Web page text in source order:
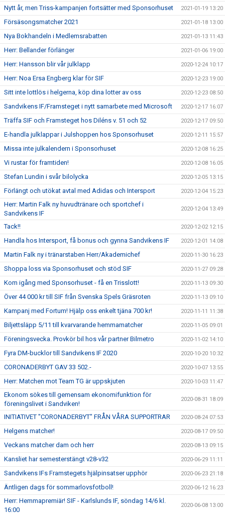
Nytt år, men Triss-kampanjen fortsätter med Sponsorhuset 2021-01-19 13:20
Försäsongsmatcher 2021 2021-01-18 13:00
Nya Bokhandeln i Medlemsrabatten 2021-01-13 11:43
Herr: Bellander förlänger 2021-01-06 19:00
Herr: Hansson blir vår julklapp 2020-12-24 10:17
Herr: Noa Ersa Engberg klar för SIF 2020-12-23 19:00
Sitt inte lottlös i helgerna, köp dina lotter av oss 2020-12-23 08:50
Sandvikens IF/Framsteget i nytt samarbete med Microsoft 2020-12-17 16:07
Träffa SIF och Framsteget hos Diléns v. 51 och 52 2020-12-17 09:50
E-handla julklappar i Julshoppen hos Sponsorhuset 2020-12-11 15:57
Missa inte julkalendern i Sponsorhuset 2020-12-08 16:25
Vi rustar för framtiden! 2020-12-08 16:05
Stefan Lundin i svår bilolycka 2020-12-05 13:15
Förlängt och utökat avtal med Adidas och Intersport 2020-12-04 15:23
Herr: Martin Falk ny huvudtränare och sportchef i
Sandvikens IF
2020-12-04 13:49
Tack!! 2020-12-02 12:15
Handla hos Intersport, få bonus och gynna Sandvikens IF 2020-12-01 14:08
Martin Falk ny i tränarstaben Herr/Akademichef 2020-11-30 16:23
Shoppa loss via Sponsorhuset och stöd SIF 2020-11-27 09:28
Kom igång med Sponsorhuset - få en Trisslott! 2020-11-13 09:30
Över 44 000 kr till SIF från Svenska Spels Gräsroten 2020-11-13 09:10
Kampanj med Fortum! Hjälp oss enkelt tjäna 700 kr! 2020-11-11 11:38
Biljettsläpp 5/11 till kvarvarande hemmamatcher 2020-11-05 09:01
Föreningsvecka. Provkör bil hos vår partner Bilmetro 2020-11-02 14:10
Fyra DM-bucklor till Sandvikens IF 2020 2020-10-20 10:32
CORONADERBYT GAV 33 502.- 2020-10-07 13:55
Herr: Matchen mot Team TG är uppskjuten 2020-10-03 11:47
Ekonom sökes till gemensam ekonomifunktion för
föreningslivet i Sandviken!
2020-08-31 18:09
INITIATIVET "CORONADERBYT" FRÅN VÅRA SUPPORTRAR 2020-08-24 07:53
Helgens matcher! 2020-08-17 09:50
Veckans matcher dam och herr 2020-08-13 09:15
Kansliet har semesterstängt v28-v32 2020-06-29 11:11
Sandvikens IFs Framstegets hjälpinsatser upphör 2020-06-23 21:18
Äntligen dags för sommarlovsfotboll! 2020-06-12 16:23
Herr: Hemmapremiär! SIF - Karlslunds IF, söndag 14/6 kl.
16:00
2020-06-08 13:00